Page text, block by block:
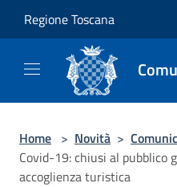
Regione Toscana
Home > Novità >
Covid-19: chiusi al pubblico
accoglienza turistica